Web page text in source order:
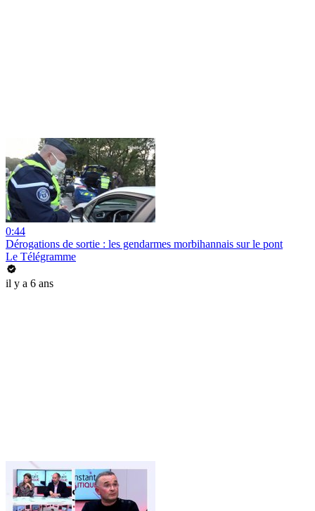
0:44
Dérogations de sortie : les gendarmes morbihannais sur le pont
Le Télégramme
il y a 6 ans